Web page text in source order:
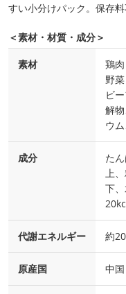
すい小分けパック。保存料
＜素材・材質・成分＞
素材
鶏
野
ビ
解
ウ
成分
た
上
下
代謝エネルギー 約
原産国 中国